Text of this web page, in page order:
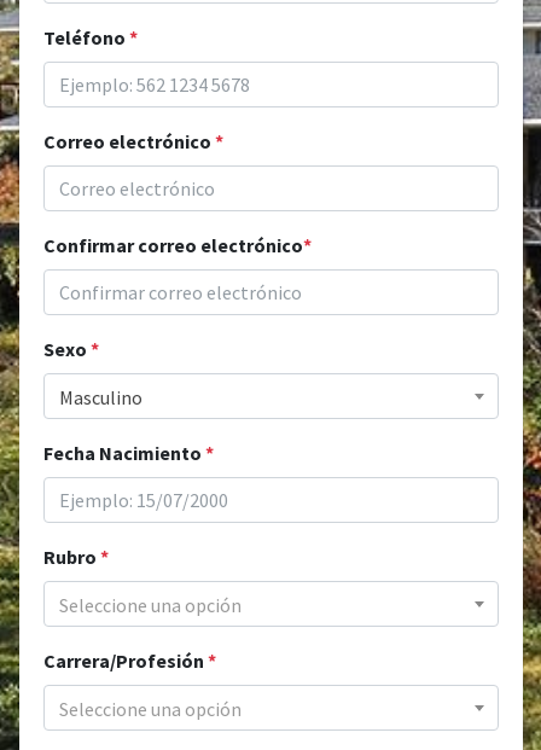
Teléfono *
Correo electrónico *
Confirmar correo electrónico*
Sexo *
Masculino
Fecha Nacimiento *
Rubro *
Seleccione una opción
Carrera/Profesión *
Seleccione una opción